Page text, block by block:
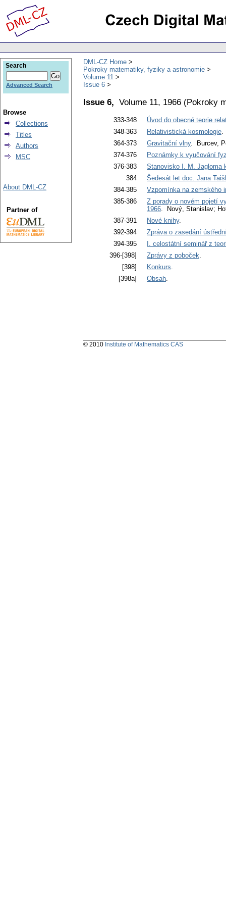
DML-CZ Home
Pokroky matematiky, fyziky a astronomie
Volume 11
Issue 6
Issue 6, Volume 11, 1966 (Pokroky
333-348
Úvod do obecné teorie
348-363
Relativistická kosmologie.
364-373
Gravitační vlny. Burcev,
374-376
Poznámky k vyučování
376-383
Stanovisko I. M. Jagloma
384
Šedesát let doc. Jana
384-385
Vzpomínka na zemského
385-386
Z porady o novém pojetí
1966. Nový, Stanislav;
387-391
Nové knihy.
392-394
Zpráva o zasedání
394-395
I. celostátní seminář z
396-[398]
Zprávy z poboček.
[398]
Konkurs.
[398a]
Obsah.
Search
Advanced Search
Browse
Collections
Titles
Authors
MSC
About DML-CZ
Partner of
© 2010 Institute of Mathematics CAS